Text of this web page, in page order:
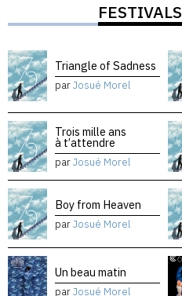
FESTIVALS
Triangle of Sadness
parJosué Morel
Trois mille ans
à t’attendre
parJosué Morel
Boy from Heaven
parJosué Morel
Un beau matin
parJosué Morel